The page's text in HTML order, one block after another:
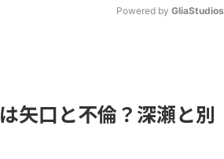
e
Powered by GliaStudios
矢口と不倫？深瀬と別